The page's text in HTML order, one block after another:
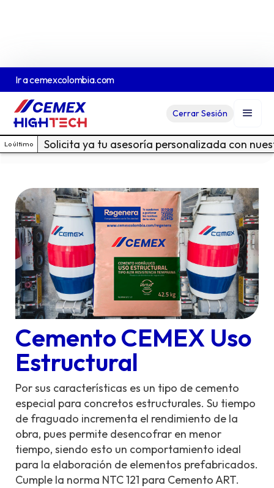
Ir acemexcolombia.com
Cerrar Sesión
Lo último Solicita ya tu asesoría personalizada con
Cemento CEMEX Uso Estructural
Ver Ficha Técnica En PDF
Cotiza acá
Cemento CEMEX Uso
Estructural
Por sus características es un tipo de cemento
especial para concretos estructurales. Su tiempo
de fraguado incrementa el rendimiento de la
obra, pues permite desencofrar en menor
tiempo, siendo esto un comportamiento ideal
para la elaboración de elementos prefabricados.
Cumple la norma NTC 121 para Cemento ART.